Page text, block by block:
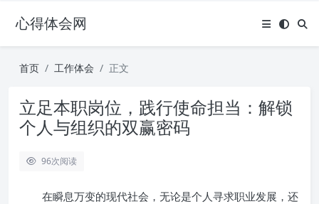
心得体会网
首页 工作体会 正文
立足本职岗位，践行使命担当：解锁
个人与组织的双赢密码
96次阅读
在瞬息万变的现代社会，无论是个人寻求职业发展，还